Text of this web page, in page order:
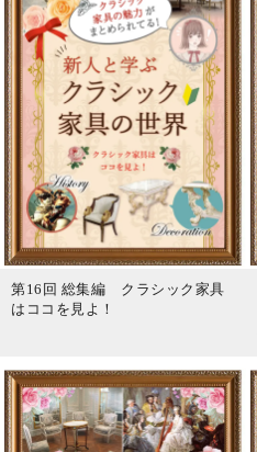
第16回 総集編 クラシック家具
はココを見よ！